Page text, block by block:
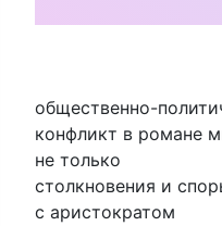
общественно-
конфликт в романе
не только
столкновения и
с аристократом